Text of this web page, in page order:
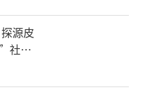
源皮
社会